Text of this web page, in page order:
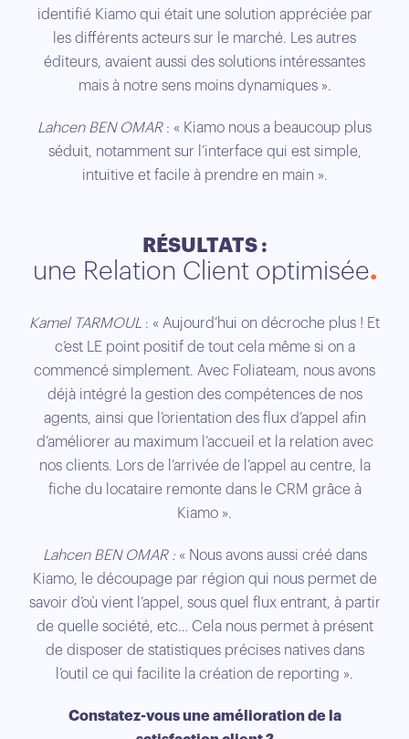
identifié Kiamo qui était une solution appréciée par
les différents acteurs sur le marché. Les autres
éditeurs, avaient aussi des solutions intéressantes
mais à notre sens moins dynamiques ».
Lahcen BEN OMAR: « Kiamo nous a beaucoup plus
séduit, notamment sur l’interface qui est simple,
intuitive et facile à prendre en main ».
RÉSULTATS :
une Relation Client optimisée
Kamel TARMOUL : « Aujourd’hui on décroche plus ! Et
c’est LE point positif de tout cela même si on a
commencé simplement. Avec Foliateam, nous avons
déjà intégré la gestion des compétences de nos
agents, ainsi que l’orientation des flux d’appel afin
d’améliorer au maximum l’accueil et la relation avec
nos clients. Lors de l’arrivée de l’appel au centre, la
fiche du locataire remonte dans le CRM grâce à
Kiamo ».
Lahcen BEN OMAR :« Nous avons aussi créé dans
Kiamo, le découpage par région qui nous permet de
savoir d’où vient l’appel, sous quel flux entrant, à partir
de quelle société, etc… Cela nous permet à présent
de disposer de statistiques précises natives dans
l’outil ce qui facilite la création de reporting ».
Constatez-vous une amélioration de la